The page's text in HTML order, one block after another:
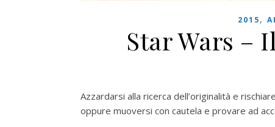
2015,
Star Wars –
Azzardarsi alla ricerca dell’originalità e
oppure muoversi con cautela e provare ad